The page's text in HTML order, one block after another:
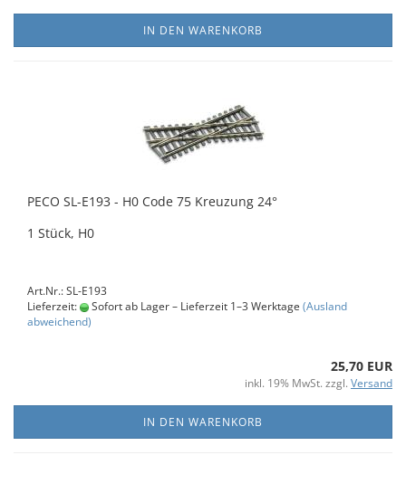
IN DEN WARENKORB
PECO SL-E193 - H0 Code 75 Kreuzung 24°
1 Stück, H0
Art.Nr.: SL-E193
Lieferzeit:
Sofort ab Lager – Lieferzeit 1–3 Werktage (Ausland
abweichend)
25,70 EUR
inkl. 19% MwSt. zzgl. Versand
IN DEN WARENKORB